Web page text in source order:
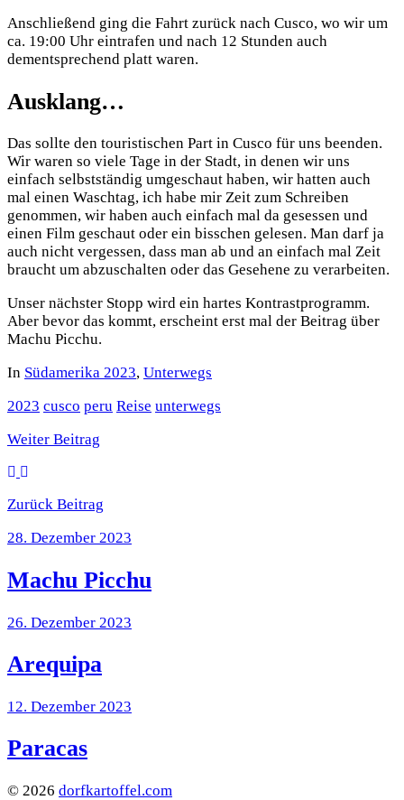
Anschließend ging die Fahrt zurück nach Cusco, wo wir um
ca. 19:00 Uhr eintrafen und nach 12 Stunden auch
dementsprechend platt waren.
Ausklang…
Das sollte den touristischen Part in Cusco für uns beenden.
Wir waren so viele Tage in der Stadt, in denen wir uns
einfach selbstständig umgeschaut haben, wir hatten auch
mal einen Waschtag, ich habe mir Zeit zum Schreiben
genommen, wir haben auch einfach mal da gesessen und
einen Film geschaut oder ein bisschen gelesen. Man darf ja
auch nicht vergessen, dass man ab und an einfach mal Zeit
braucht um abzuschalten oder das Gesehene zu verarbeiten.
Unser nächster Stopp wird ein hartes Kontrastprogramm.
Aber bevor das kommt, erscheint erst mal der Beitrag über
Machu Picchu.
In Südamerika 2023, Unterwegs
2023 cusco peru Reise unterwegs
Weiter Beitrag
Zurück Beitrag
28. Dezember 2023
Machu Picchu
26. Dezember 2023
Arequipa
12. Dezember 2023
Paracas
© 2026 dorfkartoffel.com